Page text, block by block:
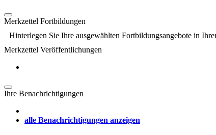
Merkzettel Fortbildungen
Hinterlegen Sie Ihre ausgewählten Fortbildungsangebote in
Merkzettel Veröffentlichungen
Ihre Benachrichtigungen
alle Benachrichtigungen anzeigen